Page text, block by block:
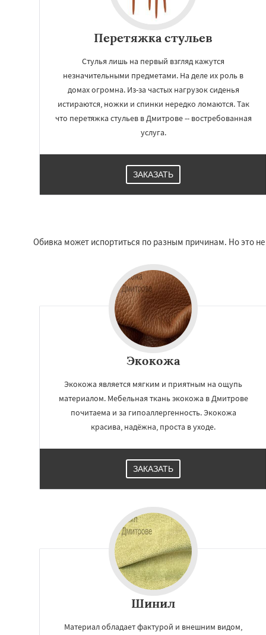
Дубна Егорьевск
Краснозаводск
Перетяжка стульев
Стулья лишь на первый взгляд кажутся
незначительными предметами. На деле их роль в
домах огромна. Из-за частых нагрузок сиденья
истираются, ножки и спинки нередко ломаются. Так
что перетяжка стульев в Дмитрове -- востребованная
услуга.
ЗАКАЗАТЬ
Обивка может испортиться по разным причинам. Но это
Экокожа
Экокожа является мягким и приятным на ощупь
материалом. Мебельная ткань экокожа в Дмитрове
почитаема и за гипоаллергенность. Экокожа
красива, надёжна, проста в уходе.
ЗАКАЗАТЬ
Шинил
Материал обладает фактурой и внешним видом,